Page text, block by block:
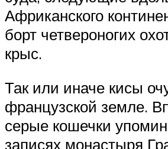
Африканского
борт четвероногих
крыс.
Так или иначе кисы
французской земле.
серые кошечки
записях монастыря